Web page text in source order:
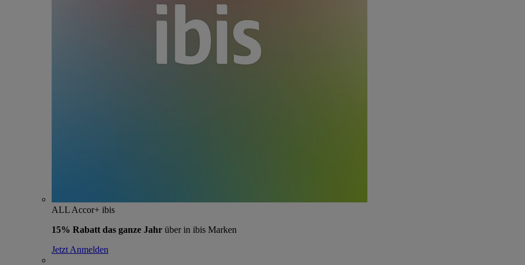
ALL Accor+ ibis
15% Rabatt das ganze Jahr über in ibis Marken
Jetzt Anmelden